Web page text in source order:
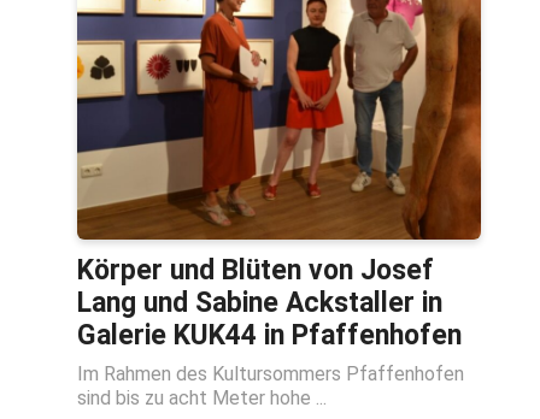
Körper und Blüten von Josef
Lang und Sabine Ackstaller in
Galerie KUK44 in Pfaffenhofen
Im Rahmen des Kultursommers Pfaffenhofen
sind bis zu acht Meter hohe ...